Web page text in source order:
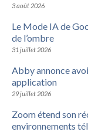
3 août 2026
Le Mode IA de
de l’ombre
31 juillet 2026
Abby annonce
application
29 juillet 2026
Zoom étend son
environnements